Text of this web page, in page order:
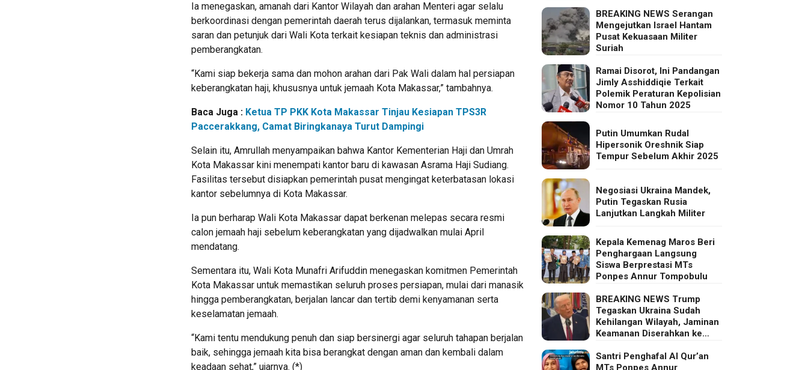
Ia menegaskan, amanah dari Kantor Wilayah dan arahan Menteri agar selalu
berkoordinasi dengan pemerintah daerah terus dijalankan, termasuk meminta
saran dan petunjuk dari Wali Kota terkait kesiapan teknis dan administrasi
pemberangkatan.
“Kami siap bekerja sama dan mohon arahan dari Pak Wali dalam hal persiapan
keberangkatan haji, khususnya untuk jemaah Kota Makassar,” tambahnya.
Baca Juga : Ketua TP PKK Kota Makassar Tinjau Kesiapan TPS3R
Paccerakkang, Camat Biringkanaya Turut Dampingi
Selain itu, Amrullah menyampaikan bahwa Kantor Kementerian Haji dan Umrah
Kota Makassar kini menempati kantor baru di kawasan Asrama Haji Sudiang.
Fasilitas tersebut disiapkan pemerintah pusat mengingat keterbatasan lokasi
kantor sebelumnya di Kota Makassar.
Ia pun berharap Wali Kota Makassar dapat berkenan melepas secara resmi
calon jemaah haji sebelum keberangkatan yang dijadwalkan mulai April
mendatang.
Sementara itu, Wali Kota Munafri Arifuddin menegaskan komitmen Pemerintah
Kota Makassar untuk memastikan seluruh proses persiapan, mulai dari manasik
hingga pemberangkatan, berjalan lancar dan tertib demi kenyamanan serta
keselamatan jemaah.
“Kami tentu mendukung penuh dan siap bersinergi agar seluruh tahapan berjalan
baik, sehingga jemaah kita bisa berangkat dengan aman dan kembali dalam
keadaan sehat,” ujarnya. (*)
BREAKING NEWS Serangan
Mengejutkan Israel Hantam
Pusat Kekuasaan Militer
Suriah
Ramai Disorot, Ini Pandangan
Jimly Asshiddiqie Terkait
Polemik Peraturan Kepolisian
Nomor 10 Tahun 2025
Putin Umumkan Rudal
Hipersonik Oreshnik Siap
Tempur Sebelum Akhir 2025
Negosiasi Ukraina Mandek,
Putin Tegaskan Rusia
Lanjutkan Langkah Militer
Kepala Kemenag Maros Beri
Penghargaan Langsung
Siswa Berprestasi MTs
Ponpes Annur Tompobulu
BREAKING NEWS Trump
Tegaskan Ukraina Sudah
Kehilangan Wilayah, Jaminan
Keamanan Diserahkan ke
Santri Penghafal Al Qur’an
MTs Ponpes Annur